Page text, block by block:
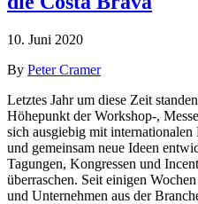
10. Juni 2020
By Peter Cramer
Letztes Jahr um diese Zeit
Höhepunkt der Workshop-,
sich ausgiebig mit
und gemeinsam neue Ideen
Tagungen, Kongressen und
überraschen. Seit einigen
und Unternehmen aus der